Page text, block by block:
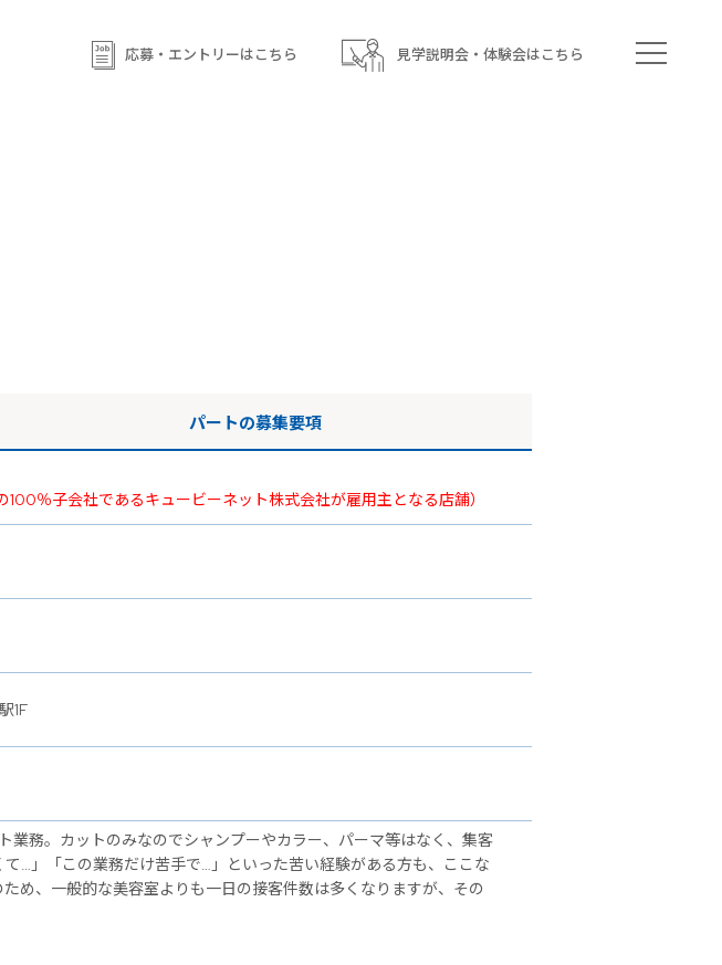
応募・エントリーはこちら 見学説明会・体験会はこちら
on line 93
パートの募集要項
％子会社であるキュービーネット株式会社が雇用主となる店舗）
1F
業務。カットのみなのでシャンプーやカラー、パーマ等はなく、集客
…」「この業務だけ苦手で…」といった苦い経験がある方も、ここな
め、一般的な美容室よりも一日の接客件数は多くなりますが、その